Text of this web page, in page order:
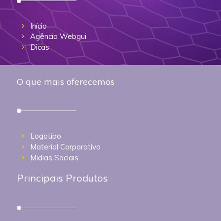
Início
Agência Webgui
Dicas
O que mais oferecemos
Logotipo
Material Corporativo
Midias Sociais
Principais Produtos